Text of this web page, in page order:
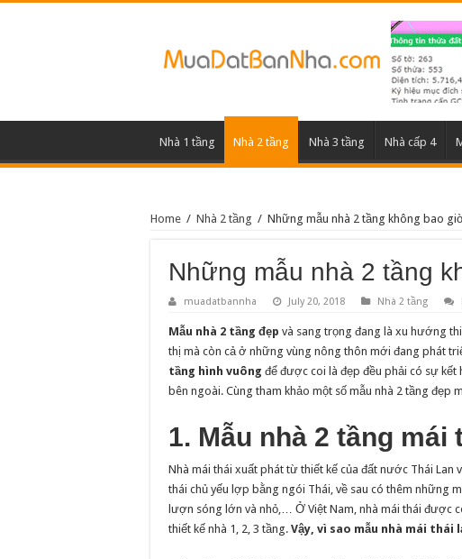
Nhà 1 tầng Nhà 2 tầng Nhà 3 tầng Nhà cấp 4
Home / Nhà 2 tầng / Những mẫu nhà 2 tầng không bao
Những mẫu nhà 2 tầng
muadatbannha July 20, 2018 Nhà 2 tầng
Mẫu nhà 2 tầng đẹp và sang trọng đang là xu hướng
thị mà còn cả ở những vùng nông thôn mới đang phát
tầng hình vuông để được coi là đẹp đều phải có sự
bên ngoài. Cùng tham khảo một số mẫu nhà 2 tầng đẹp
1. Mẫu nhà 2 tầng mái
Nhà mái thái xuất phát từ thiết kế của đất nước Thái Lan
thái chủ yếu lợp bằng ngói Thái, về sau có thêm những
lượn sóng lớn và nhỏ,… Ở Việt Nam, nhà mái thái được
thiết kế nhà 1, 2, 3 tầng. Vậy, vì sao mẫu nhà mái thái